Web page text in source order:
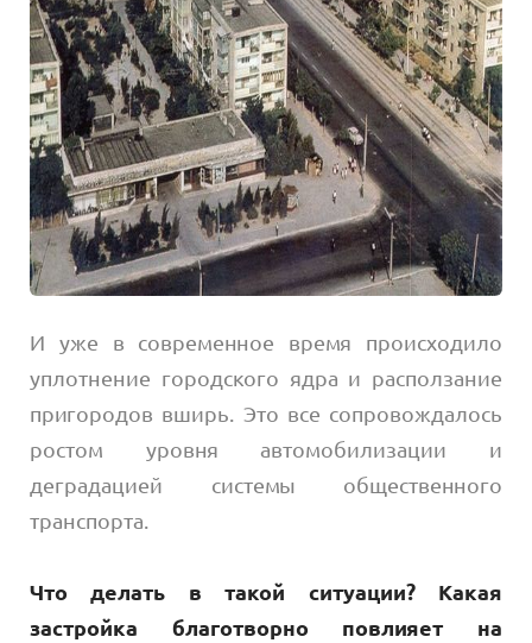
И уже в современное время происходило
уплотнение городского ядра и расползание
пригородов вширь. Это все сопровождалось
ростом уровня автомобилизации и
деградацией системы общественного
транспорта.
Что делать в такой ситуации? Какая
застройка благотворно повлияет на